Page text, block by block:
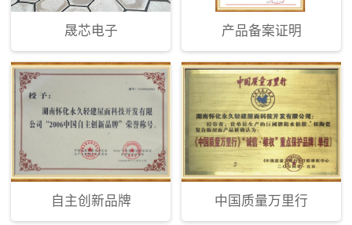
晟芯电子 产品备案证明
自主创新品牌 中国质量万里行